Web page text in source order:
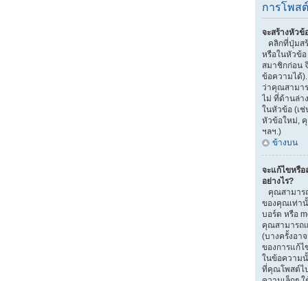
การโพส
จะสร้างหัวข้
คลิกที่ปุ่มส
หรือในหัวข้
สมาชิกก่อน
ข้อความได้
ว่าคุณสามา
ไม่ ที่ด้านล่า
ในหัวข้อ (เ
หัวข้อใหม่,
ฯลฯ.)
ข้างบน
จะแก้ไขหรื
อย่างไร?
คุณสามาร
ของคุณเท่านั้
บอร์ด หรือ
คุณสามารถ
(บางครั้งอา
ของการแก้
ในข้อความ
ที่คุณโพสต์ไ